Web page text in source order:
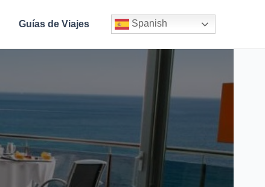
Guías de Viajes Spanish